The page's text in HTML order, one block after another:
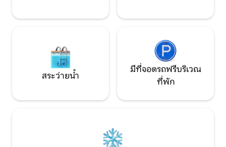
สระว่ายน้ำ
มีที่จอดรถฟรีบริเวณ
ที่พัก